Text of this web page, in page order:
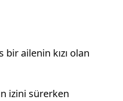
ailenin kızı olan
izini sürerken